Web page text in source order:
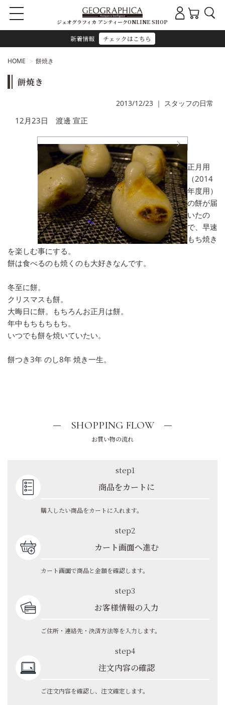
新着情報 チェックはこちら
ジェオグラフィカ アンティークONLINE SHOP
HOME 餅焼き
餅焼き
2013/12/23 ｜ スタッフの日常
12月23日 渡邊 宣正
正月用
（2014
年度用）
の餅が届
いたの
で、早速
もち焼き
を楽しむ事にする。
餅は食べるのも焼くのも大好きなんです。
冬至に餅。
クリスマスも餅。
大晦日に餅。もちろんお正月は餅。
年中もちもちもち。
いつでも餅を焼いていたい。
餅つき3年 のし8年 焼き一生。
SHOPPING FLOW
お買い物の流れ
step1
商品をカートに
購入したい商品をカートに入れます。
step2
カート画面へ進む
カート画面で商品と金額を確認します。
step3
お客様情報の入力
ご住所・連絡先・決済方法等を入力します。
step4
注文内容の確認
ご注文内容を確認し、注文確定します。